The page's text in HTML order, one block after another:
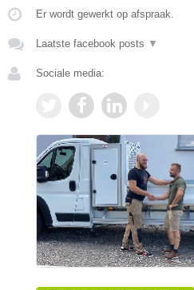
Er wordt gewerkt op afspraak.
Laatste facebook posts ▼
Sociale media: